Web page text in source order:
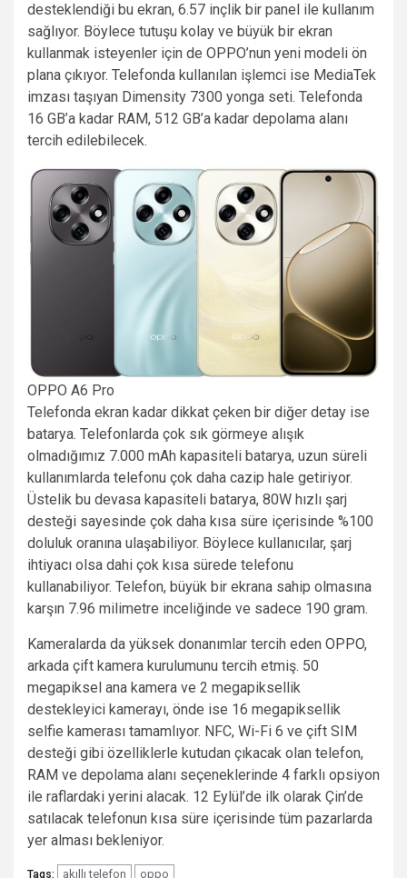
desteklendiği bu ekran, 6.57 inçlik bir panel ile kullanım
sağlıyor. Böylece tutuşu kolay ve büyük bir ekran
kullanmak isteyenler için de OPPO’nun yeni modeli ön
plana çıkıyor. Telefonda kullanılan işlemci ise MediaTek
imzası taşıyan Dimensity 7300 yonga seti. Telefonda
16 GB’a kadar RAM, 512 GB’a kadar depolama alanı
tercih edilebilecek.
OPPO A6 Pro
Telefonda ekran kadar dikkat çeken bir diğer detay ise
batarya. Telefonlarda çok sık görmeye alışık
olmadığımız 7.000 mAh kapasiteli batarya, uzun süreli
kullanımlarda telefonu çok daha cazip hale getiriyor.
Üstelik bu devasa kapasiteli batarya, 80W hızlı şarj
desteği sayesinde çok daha kısa süre içerisinde %100
doluluk oranına ulaşabiliyor. Böylece kullanıcılar, şarj
ihtiyacı olsa dahi çok kısa sürede telefonu
kullanabiliyor. Telefon, büyük bir ekrana sahip olmasına
karşın 7.96 milimetre inceliğinde ve sadece 190 gram.
Kameralarda da yüksek donanımlar tercih eden OPPO,
arkada çift kamera kurulumunu tercih etmiş. 50
megapiksel ana kamera ve 2 megapiksellik
destekleyici kamerayı, önde ise 16 megapiksellik
selfie kamerası tamamlıyor. NFC, Wi-Fi 6 ve çift SIM
desteği gibi özelliklerle kutudan çıkacak olan telefon,
RAM ve depolama alanı seçeneklerinde 4 farklı opsiyon
ile raflardaki yerini alacak. 12 Eylül’de ilk olarak Çin’de
satılacak telefonun kısa süre içerisinde tüm pazarlarda
yer alması bekleniyor.
Tags: akıllı telefon oppo